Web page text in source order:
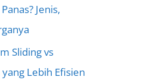
Jenis,
Sliding vs
Lebih Efisien